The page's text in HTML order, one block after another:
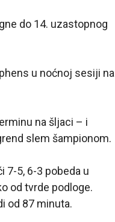
do 14. uzastopnog
u noćnoj sesiji na
na šljaci – i
slem šampionom.
7-5, 6-3 pobeda u
od tvrde podloge.
od 87 minuta.